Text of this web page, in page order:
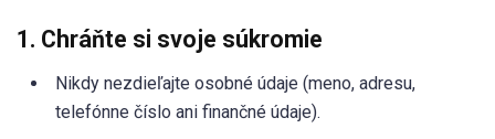
1. Chráňte si svoje súkromie
Nikdy nezdieľajte osobné údaje (meno, adresu,
telefónne číslo ani finančné údaje).